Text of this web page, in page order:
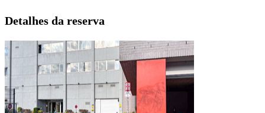
Detalhes da reserva